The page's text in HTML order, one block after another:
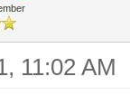
11:02 AM